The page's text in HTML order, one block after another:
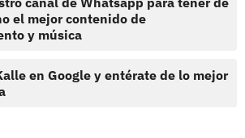
el mejor contenido de
y música
en Google y entérate de lo mejor